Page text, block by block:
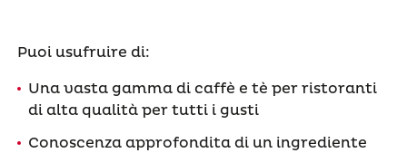
Puoi usufruire di:
Una vasta gamma di caffè e tè per ristoranti
di alta qualità per tutti i gusti
Conoscenza approfondita di un ingrediente